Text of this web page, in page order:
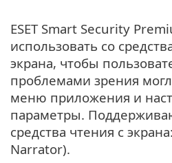
ESET Smart Security
использовать со
экрана, чтобы
проблемами зрения
меню приложения и
параметры.
средства чтения с
Narrator).